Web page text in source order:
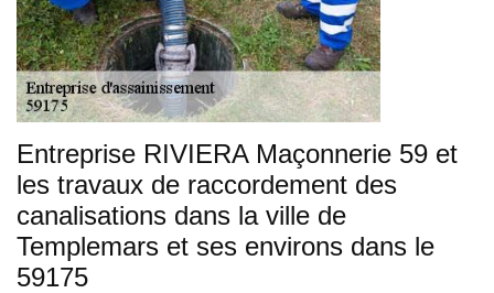
Entreprise RIVIERA Maçonnerie 59 et
les travaux de raccordement des
canalisations dans la ville de
Templemars et ses environs dans le
59175